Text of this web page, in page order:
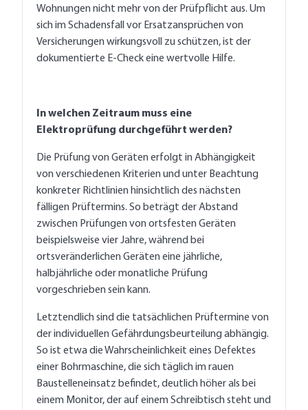
Wohnungen nicht mehr von der Prüfpflicht aus. Um
sich im Schadensfall vor Ersatzansprüchen von
Versicherungen wirkungsvoll zu schützen, ist der
dokumentierte E-Check eine wertvolle Hilfe.
In welchen Zeitraum muss eine
Elektroprüfung durchgeführt werden?
Die Prüfung von Geräten erfolgt in Abhängigkeit
von verschiedenen Kriterien und unter Beachtung
konkreter Richtlinien hinsichtlich des nächsten
fälligen Prüftermins. So beträgt der Abstand
zwischen Prüfungen von ortsfesten Geräten
beispielsweise vier Jahre, während bei
ortsveränderlichen Geräten eine jährliche,
halbjährliche oder monatliche Prüfung
vorgeschrieben sein kann.
Letztendlich sind die tatsächlichen Prüftermine von
der individuellen Gefährdungsbeurteilung abhängig.
So ist etwa die Wahrscheinlichkeit eines Defektes
einer Bohrmaschine, die sich täglich im rauen
Baustelleneinsatz befindet, deutlich höher als bei
einem Monitor, der auf einem Schreibtisch steht und